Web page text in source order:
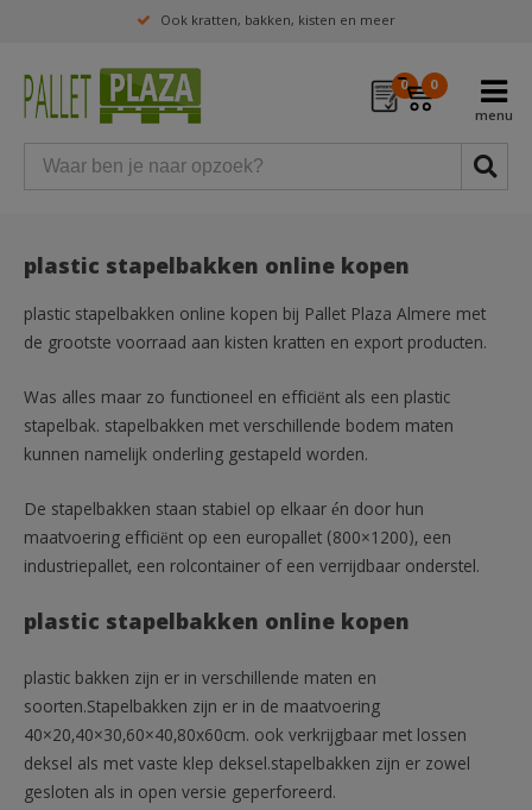
Ook kratten, bakken, kisten en meer
0 0
plastic stapelbakken online kopen
plastic stapelbakken online kopen bij Pallet Plaza Almere met
de grootste voorraad aan kisten kratten en export producten.
Was alles maar zo functioneel en efficiënt als een plastic
stapelbak. stapelbakken met verschillende bodem maten
kunnen namelijk onderling gestapeld worden.
De stapelbakken staan stabiel op elkaar én door hun
maatvoering efficiënt op een europallet (800×1200), een
industriepallet, een rolcontainer of een verrijdbaar onderstel.
plastic stapelbakken online kopen
plastic bakken zijn er in verschillende maten en
soorten.Stapelbakken zijn er in de maatvoering
40×20,40×30,60×40,80x60cm. ook verkrijgbaar met lossen
deksel als met vaste klep deksel.stapelbakken zijn er zowel
gesloten als in open versie geperforeerd.